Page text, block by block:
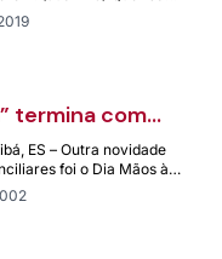
Les…
termina com
de 720
ES – Outra novidade
foi o Dia Mãos à